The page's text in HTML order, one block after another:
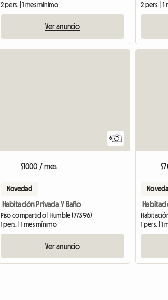
2 pers. | 1 mes mínimo
Ver anuncio
2 pers. | 1
6
$1000 / mes
Novedad
Habitación Privada Y Baño
Piso compartido | Humble (77396)
1 pers. | 1 mes mínimo
Ver anuncio
1 pers. | 1